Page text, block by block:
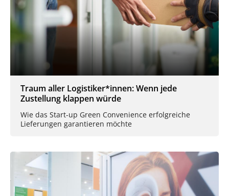
Traum aller Logistiker*innen: Wenn jede
Zustellung klappen würde
Wie das Start-up Green Convenience erfolgreiche
Lieferungen garantieren möchte